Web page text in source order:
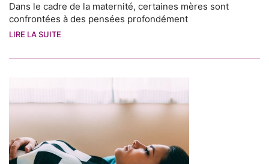
Dans le cadre de la maternité, certaines mères sont
confrontées à des pensées profondément
LIRE LA SUITE